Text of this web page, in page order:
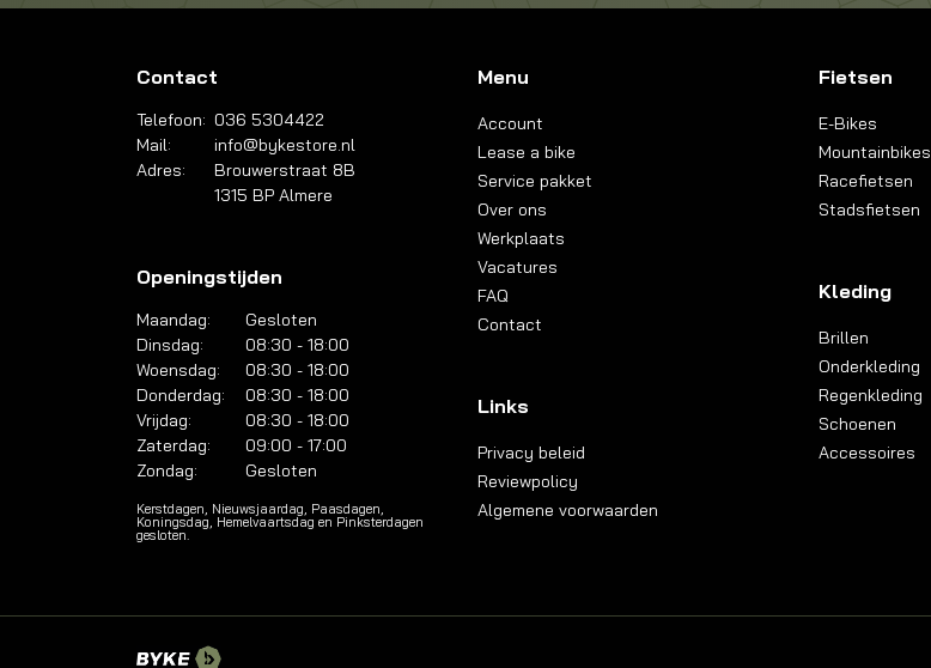
Contact
Telefoon: 036 5304422
Mail:
info@bykestore.nl
Adres:
Brouwerstraat 8B
1315 BP Almere
Openingstijden
Maandag:
Gesloten
Dinsdag:
08:30 - 18:00
Woensdag:
08:30 - 18:00
Donderdag:
08:30 - 18:00
Vrijdag:
08:30 - 18:00
Zaterdag:
09:00 - 17:00
Zondag:
Gesloten
Kerstdagen, Nieuwsjaardag, Paasdagen,
Koningsdag, Hemelvaartsdag en Pinksterdagen
gesloten.
Menu
Account
Lease a bike
Service pakket
Over ons
Werkplaats
Vacatures
FAQ
Contact
Links
Privacy beleid
Reviewpolicy
Algemene voorwaarden
Fietsen
E-Bikes
Mountainbikes
Racefietsen
Stadsfietsen
Kleding
Brillen
Onderkleding
Regenkleding
Schoenen
Accessoires